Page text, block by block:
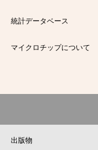
統計データベース
マイクロチップについて
出版物